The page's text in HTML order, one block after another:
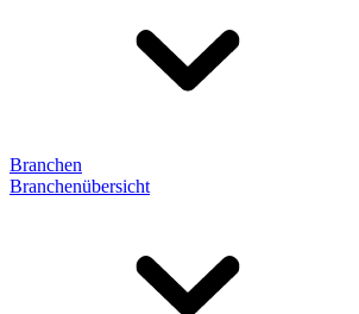
Branchen
Branchenübersicht